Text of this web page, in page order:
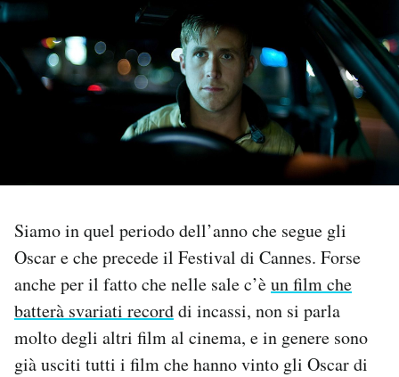
Sport
Mondiali calcio 2026
I MIEI PREFERITI
SHOP
CALENDARIO
Siamo in quel periodo dell’anno che segue gli
Oscar e che precede il Festival di Cannes. Forse
anche per il fatto che nelle sale c’èun film che
batterà svariati recorddi incassi, non si parla
molto degli altri film al cinema, e in genere sono
già usciti tutti i film che hanno vinto gli Oscar di